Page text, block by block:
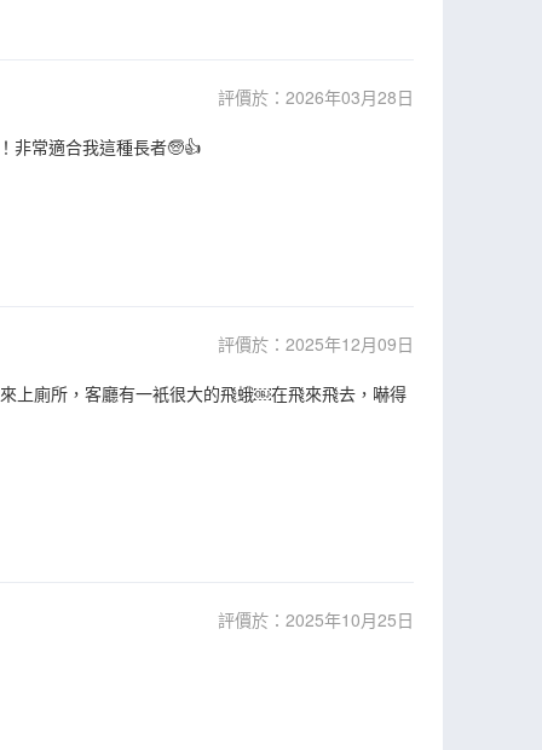
評價於：2026年03月28日
非常適合我這種長者🧓👍
評價於：2025年12月09日
上廁所，客廳有一衹很大的飛蛾￼在飛來飛去，嚇得
評價於：2025年10月25日